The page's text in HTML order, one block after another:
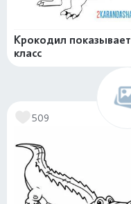
Крокодил показывает
класс
509